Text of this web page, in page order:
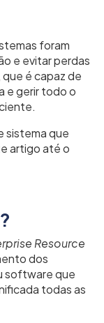
foram
e evitar perdas
é capaz de
e gerir todo o
sistema que
artigo até o
Resource
dos
software que
todas as